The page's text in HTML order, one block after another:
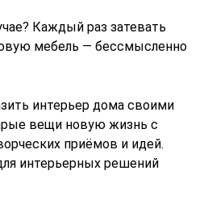
Каждый раз затевать
мебель — бессмысленно
интерьер дома своими
вещи новую жизнь с
приёмов и идей.
интерьерных решений